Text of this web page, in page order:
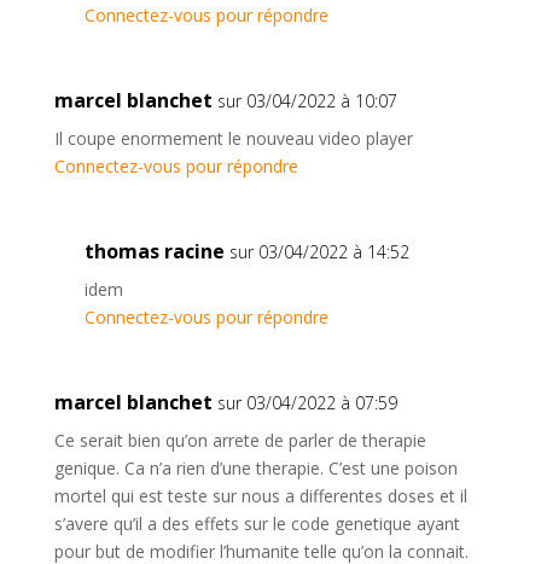
Connectez-vous pour répondre
marcel blanchet sur 03/04/2022 à 10:07
Il coupe enormement le nouveau video player
Connectez-vous pour répondre
thomas racine sur 03/04/2022 à 14:52
idem
Connectez-vous pour répondre
marcel blanchet sur 03/04/2022 à 07:59
Ce serait bien qu’on arrete de parler de therapie
genique. Ca n’a rien d’une therapie. C’est une poison
mortel qui est teste sur nous a differentes doses et il
s’avere qu’il a des effets sur le code genetique ayant
pour but de modifier l’humanite telle qu’on la connait.